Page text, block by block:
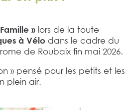
»lors de la toute
à Vélodans le cadre du
de Roubaix fin mai 2026.
» pensé pour les petits et les
plein air.